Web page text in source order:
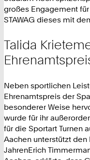
großes Engagement
STAWAG dieses mit
Talida
Neben sportlichen
Ehrenamtspreis der
besonderer Weise
wurde für ihr
für die Sportart Turnen
Aachen unterstützt
JahrenErich